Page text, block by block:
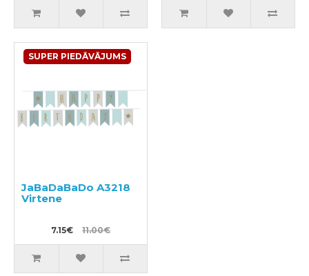
SUPER PIEDĀVĀJUMS
JaBaDaBaDo A3218
Virtene
7.15€ 11.00€